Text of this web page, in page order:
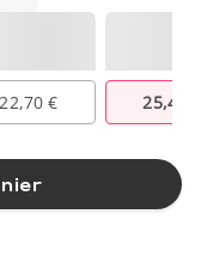
22,70 €
25,40 €